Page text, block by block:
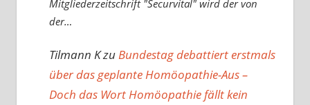
Mitgliederzeitschrift "Securvital" wird der von
der…
Tilmann KzuBundestag debattiert erstmals
über das geplante Homöopathie-Aus –
Doch das Wort Homöopathie fällt kein